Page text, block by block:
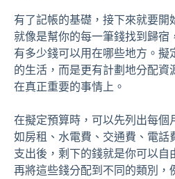
有了記帳的基礎，接下來就要開
就像是幫你的每一筆錢找到歸宿
有多少錢可以用在哪些地方。擬
的生活，而是更有計劃地分配資
在真正重要的事情上。
在擬定預算時，可以先列出每個
如房租、水電費、交通費、電話
支出後，剩下的錢就是你可以自
再將這些錢分配到不同的類別，